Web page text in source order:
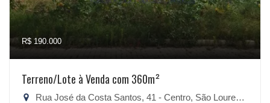
R$ 190.000
Terreno/Lote à Venda com 360m²
Rua José da Costa Santos, 41 - Centro, São Lourenço do Sul-RS